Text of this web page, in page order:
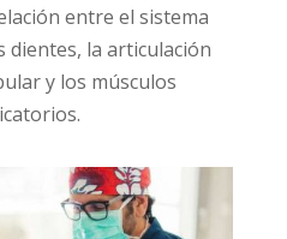
entre el sistema
dientes, la articulación
y los músculos